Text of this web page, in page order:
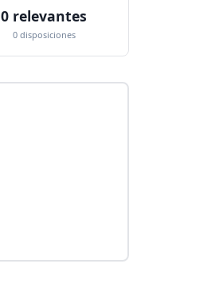
0 relevantes
0 disposiciones